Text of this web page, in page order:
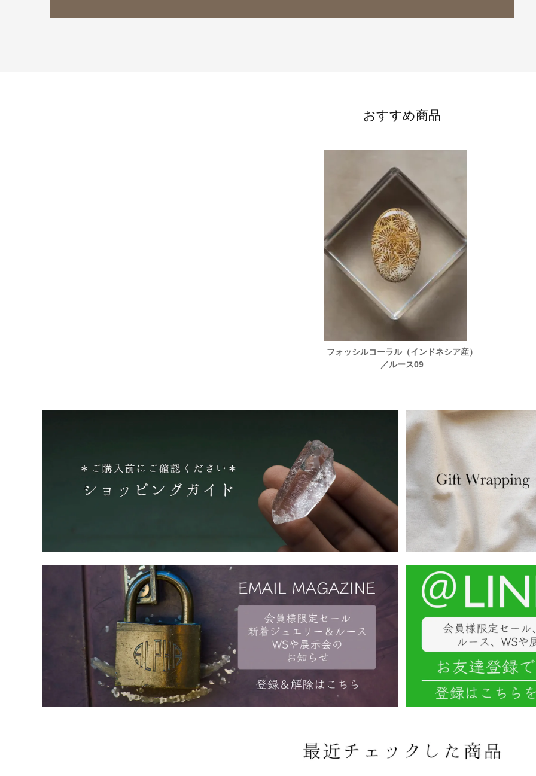
おすすめ商品
フォッシルコーラル（インドネシア産）
／ルース09